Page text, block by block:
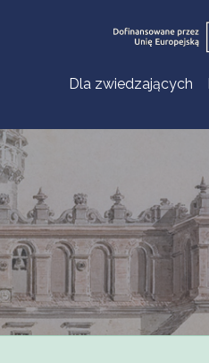
Dla zwiedzających